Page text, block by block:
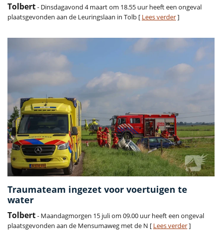
Tolbert- Dinsdagavond 4 maart om 18.55 uur heeft een ongeval
plaatsgevonden aan de Leuringslaan in Tolb [ Lees verder]
Traumateam ingezet voor voertuigen te
water
Tolbert- Maandagmorgen 15 juli om 09.00 uur heeft een ongeval
plaatsgevonden aan de Mensumaweg met de N [ Lees verder]